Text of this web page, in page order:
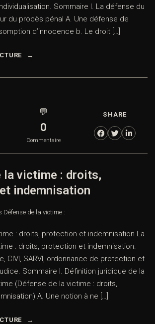
Sommaire I. La défense du
du procès pénal A. Une défense de
d’innocence b. Le droit […]
💬
0
Commentaire
SHARE
la victime : droits,
indemnisation
Défense de la victime :
: droits, protection et indemnisation La
: droits, protection et indemnisation.
CIVI, SARVI, ordonnance de protection et
Sommaire I. Définition juridique de la
(Défense de la victime : droits,
A. Une notion à ne […]